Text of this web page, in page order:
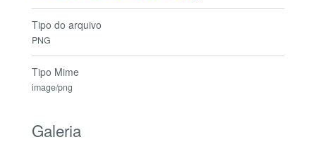
Tipo do arquivo
PNG
Tipo Mime
image/png
Galeria